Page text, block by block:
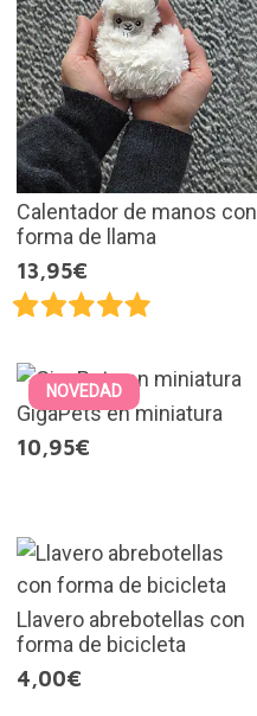
Calentador de manos con
forma de llama
13,95€
NOVEDAD
GigaPets en miniatura
10,95€
Llavero abrebotellas con
forma de bicicleta
4,00€